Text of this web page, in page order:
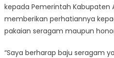
kepada Pemerintah Kabupaten
memberikan perhatiannya
pakaian seragam maupun
“Saya berharap baju seragam